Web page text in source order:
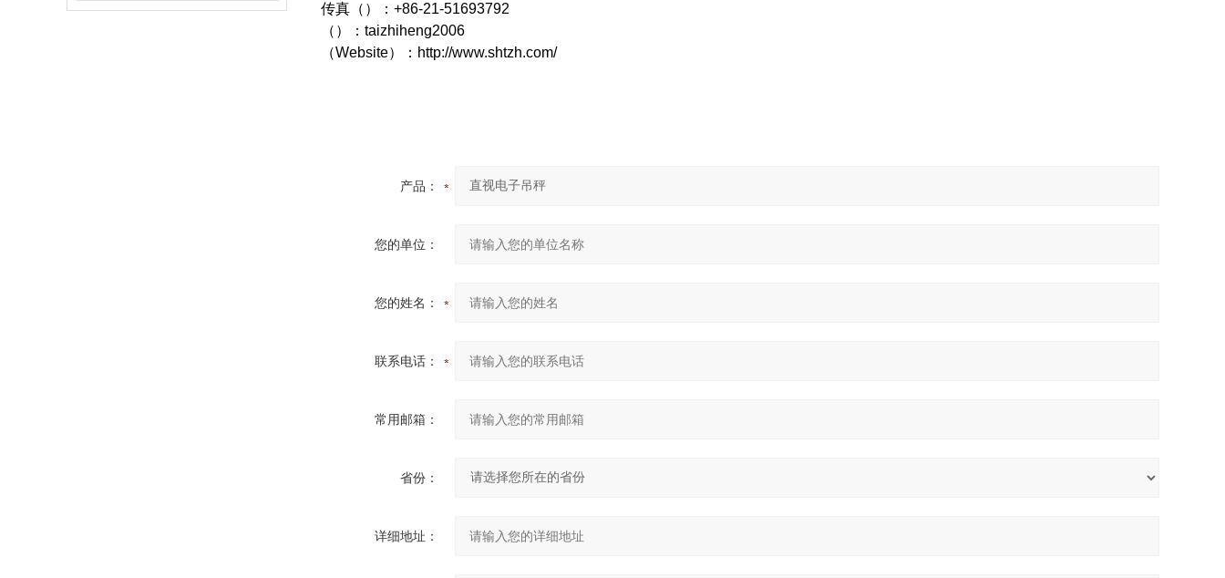
传真 （） ： +86-21-51693792
（）
： taizhiheng2006
（Website） ： http://www.shtzh.com/
产品：
您的单位：
您的姓名：
联系电话：
常用邮箱：
省份：
详细地址：